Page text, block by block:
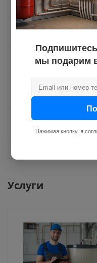
Оплата
Доставка
Отзывы
Задать вопрос
Услуги
мы подарим
Нажимая кнопку, я